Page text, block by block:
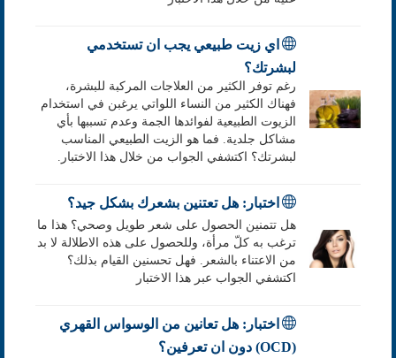
اي زيت طبيعي يجب ان تستخدمي
لبشرتك؟
رغم توفر الكثير من العلاجات المركبة للبشرة،
فهناك الكثير من النساء اللواتي يرغبن في استخدام
الزيوت الطبيعية لفوائدها الجمة وعدم تسببها بأي
مشاكل جلدية. فما هو الزيت الطبيعي المناسب
لبشرتك؟ اكتشفي الجواب من خلال هذا الاختبار.
اختبار: هل تعتنين بشعرك بشكل جيد؟
هل تتمنين الحصول على شعر طويل وصحي؟ هذا ما
ترغب به كلّ مرأة، وللحصول على هذه الاطلالة لا بد
من الاعتناء بالشعر. فهل تحسنين القيام بذلك؟
اكتشفي الجواب عبر هذا الاختبار
اختبار: هل تعانين من الوسواس القهري